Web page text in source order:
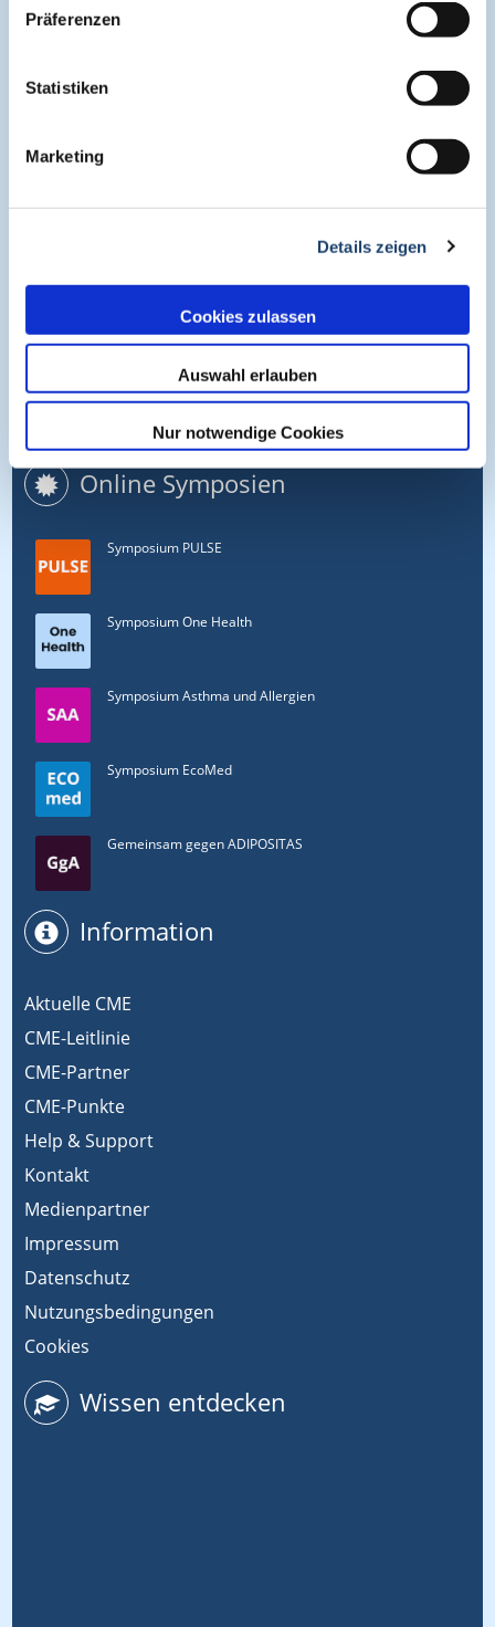
Präferenzen
Statistiken
Marketing
Details zeigen
Cookies zulassen
Auswahl erlauben
Nur notwendige Cookies
Pneumologie
About
Im Birnengarten 7
91077 Neunkirchen am Brand
Online Symposien
Symposium PULSE
Symposium One Health
Symposium Asthma und Allergien
Symposium EcoMed
Gemeinsam gegen ADIPOSITAS
Information
Aktuelle CME
CME-Leitlinie
CME-Partner
CME-Punkte
Help & Support
Kontakt
Medienpartner
Impressum
Datenschutz
Nutzungsbedingungen
Cookies
Wissen entdecken